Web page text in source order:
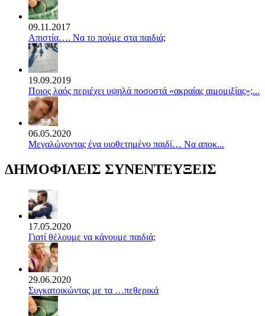
09.11.2017
Απιστία…. Να το πούμε στα παιδιά;
19.09.2019
Ποιος λαός περιέχει υψηλά ποσοστά «ακραίας αιμομιξίας»;...
06.05.2020
Mεγαλώνοντας ένα υιοθετημένο παιδί… Να αποκ...
ΔΗΜΟΦΙΛΕΙΣ ΣΥΝΕΝΤΕΥΞΕΙΣ
17.05.2020
Γιατί θέλουμε να κάνουμε παιδιά;
29.06.2020
Συγκατοικώντας με τα …πεθερικά